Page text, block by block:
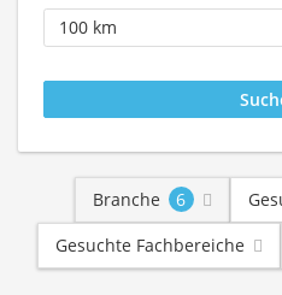
Branche 6
Gesuchte Fachbereiche